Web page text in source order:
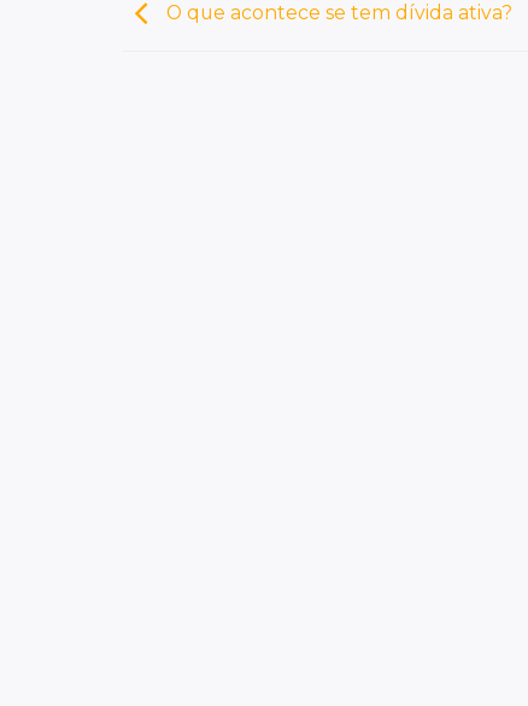
O que acontece se tem dívida ativa?